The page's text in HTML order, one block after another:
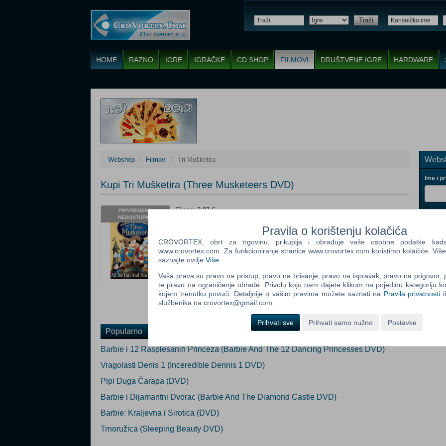
Traži
HOME RAZNO IGRE IGRAČKE CD SHOP FILMOVI DRUŠTVENE IGRE HARDWARE
Webshop Filmovi Tri Mušketira
Kupi Tri Mušketira (Three Musketeers DVD)
PRIVREMENO
NEDOSTUPNO
Cijena: 3,97 €
Status: Privremeno nedostupno
Ocijeni
Obavijesti me kada proizvod postane dostupan:
Email: Prijavi me
Popularno
Barbie i 12 Rasplesanih Princeza (Barbie And The 12 Dancing Princesses DVD)
Vragolasti Denis 1 (Inceredible Dennis 1 DVD)
Pipi Duga Čarapa (DVD)
Barbie i Dijamantni Dvorac (Barbie And The Diamond Castle DVD)
Barbie: Kraljevna i Sirotica (DVD)
Trnoružica (Sleeping Beauty DVD)
Ime i
One
Two
Pravila o korištenju kolačića
CROVORTEX, obrt za trgovinu, prikuplja i obrađuje vaše osobne podatke
www.crovortex.com. Za funkcioniranje stranice www.crovortex.com koristimo kolačiće.
saznajte ovdje Više
Vaša prava su pravo na pristup, pravo na brisanje, pravo na ispravak, pravo na prigovor,
te pravo na ograničenje obrade. Privolu koju nam dajete klikom na pojedinu kategoriju
kojem trenutku povući. Detaljnije o vašim pravima možete saznati na Pravila privatnosti
službenika na crovortex@gmail.com.
Prihvati sve Prihvati samo nužno Postavke